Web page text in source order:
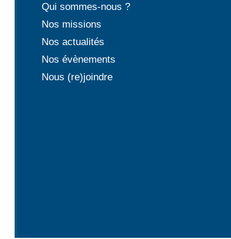
Qui sommes-nous ?
Nos missions
Nos actualités
Nos évènements
Nous (re)joindre